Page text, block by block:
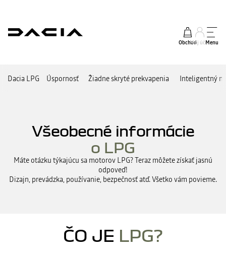
ObchodMôj účetMenu
Dacia LPG Úspornosť Žiadne skryté prekvapenia Inteligentný
Všeobecné informácie
o LPG
Máte otázku týkajúcu sa motorov LPG? Teraz môžete získať jasnú
odpoveď!
Dizajn, prevádzka, používanie, bezpečnosť atď. Všetko vám povieme.
ČO JE LPG?